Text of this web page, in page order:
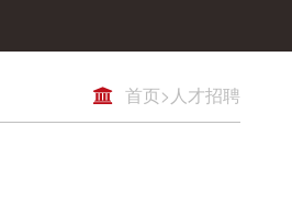
首页> 人才招聘